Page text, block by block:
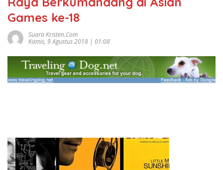
Games ke-18
Suara Kristen.com
Kamis, 9 Agustus 2018 | 01:08